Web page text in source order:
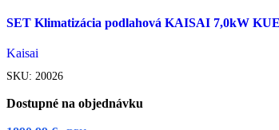
SET Klimatizácia podlahová KAISAI 7,0kW
Kaisai
SKU: 20026
Dostupné na objednávku